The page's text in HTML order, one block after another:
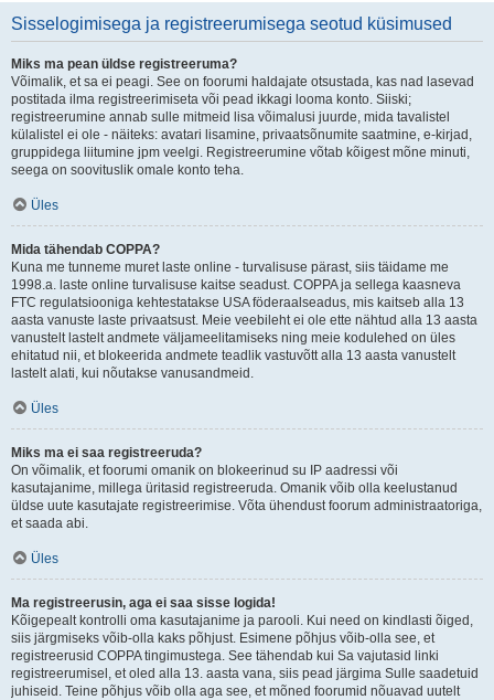
Sisselogimisega ja registreerumisega seotud küsimused
Miks ma pean üldse registreeruma?
Võimalik, et sa ei peagi. See on foorumi haldajate otsustada, kas nad lasevad
postitada ilma registreerimiseta või pead ikkagi looma konto. Siiski;
registreerumine annab sulle mitmeid lisa võimalusi juurde, mida tavalistel
külalistel ei ole - näiteks: avatari lisamine, privaatsõnumite saatmine, e-kirjad,
gruppidega liitumine jpm veelgi. Registreerumine võtab kõigest mõne minuti,
seega on soovituslik omale konto teha.
Üles
Mida tähendab COPPA?
Kuna me tunneme muret laste online - turvalisuse pärast, siis täidame me
1998.a. laste online turvalisuse kaitse seadust. COPPA ja sellega kaasneva
FTC regulatsiooniga kehtestatakse USA föderaalseadus, mis kaitseb alla 13
aasta vanuste laste privaatsust. Meie veebileht ei ole ette nähtud alla 13 aasta
vanustelt lastelt andmete väljameelitamiseks ning meie kodulehed on üles
ehitatud nii, et blokeerida andmete teadlik vastuvõtt alla 13 aasta vanustelt
lastelt alati, kui nõutakse vanusandmeid.
Üles
Miks ma ei saa registreeruda?
On võimalik, et foorumi omanik on blokeerinud su IP aadressi või
kasutajanime, millega üritasid registreeruda. Omanik võib olla keelustanud
üldse uute kasutajate registreerimise. Võta ühendust foorum administraatoriga,
et saada abi.
Üles
Ma registreerusin, aga ei saa sisse logida!
Kõigepealt kontrolli oma kasutajanime ja parooli. Kui need on kindlasti õiged,
siis järgmiseks võib-olla kaks põhjust. Esimene põhjus võib-olla see, et
registreerusid COPPA tingimustega. See tähendab kui Sa vajutasid linki
registreerumisel, et oled alla 13. aasta vana, siis pead järgima Sulle saadetuid
juhiseid. Teine põhjus võib olla aga see, et mõned foorumid nõuavad uutelt